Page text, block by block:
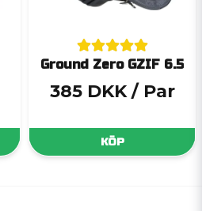
Ground Zero GZIF 6.5
385 DKK / Par
KÖP